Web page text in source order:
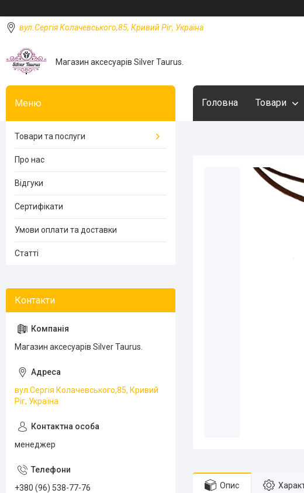
вул.Сергія Колачевського,85, Кривий Ріг, Україна
Магазин аксесуарів Silver Taurus.
Головна Товари
Опис
Товари та послуги
Про нас
Відгуки
Сертифікати
Умови оплати та доставки
Статті
Магазин аксесуарів Silver Taurus.
вул.Сергія Колачевського,85, Кривий
Ріг, Україна
менеджер
+380 (96) 538-77-76